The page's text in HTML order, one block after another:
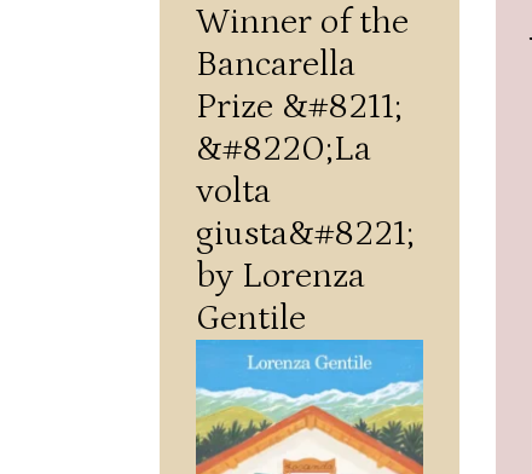
Winner of the
Bancarella
Prize &#8211;
&#8220;La
volta
giusta&#8221;
by Lorenza
Gentile